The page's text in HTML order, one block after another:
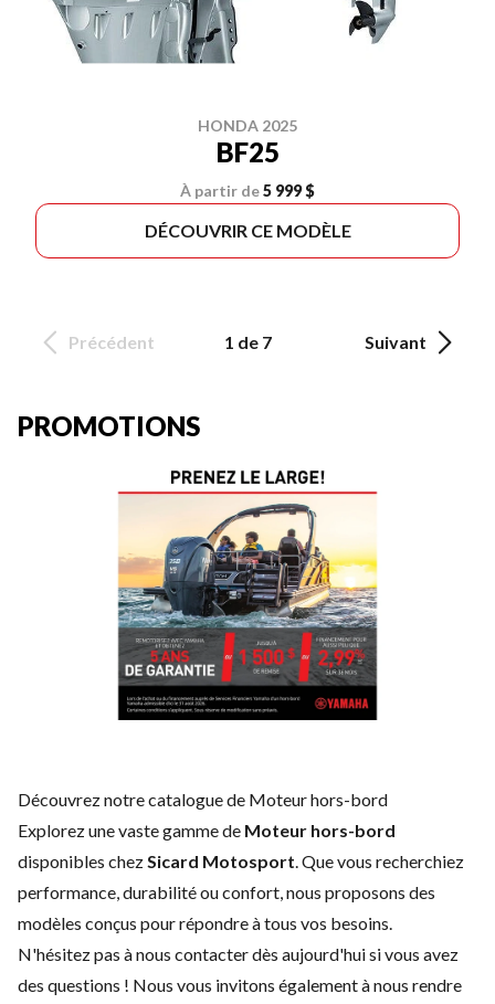
HONDA 2025
BF25
À partir de5 999 $
DÉCOUVRIR CE MODÈLE
Précédent 1 de 7 Suivant
PROMOTIONS
Découvrez notre catalogue de Moteur hors-bord
Explorez une vaste gamme de Moteur hors-bord
disponibles chezSicard Motosport. Que vous recherchiez
performance, durabilité ou confort, nous proposons des
modèles conçus pour répondre à tous vos besoins.
N'hésitez pas ànous contacterdès aujourd'hui si vous avez
des questions ! Nous vous invitons également à nous rendre